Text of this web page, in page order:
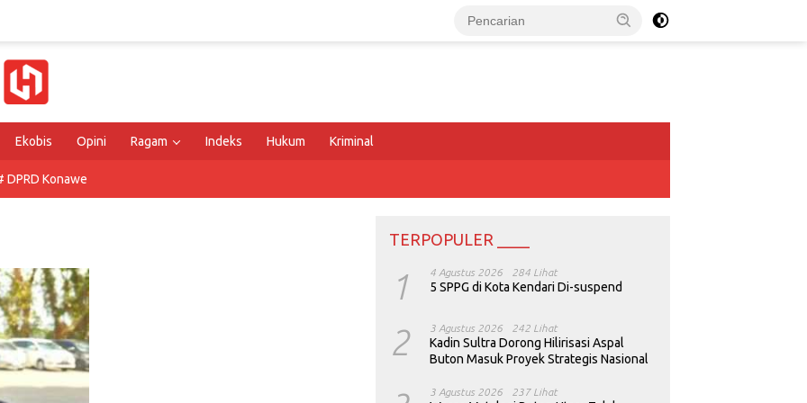
Ekobis Opini Ragam Indeks Hukum Kriminal
DPRD Konawe
TERPOPULER ____
1 4 Agustus 2026 284 Lihat
5 SPPG di Kota Kendari Di-suspend
2 3 Agustus 2026 242 Lihat
Kadin Sultra Dorong Hilirisasi Aspal
Buton Masuk Proyek Strategis Nasional
3 Agustus 2026 237 Lihat